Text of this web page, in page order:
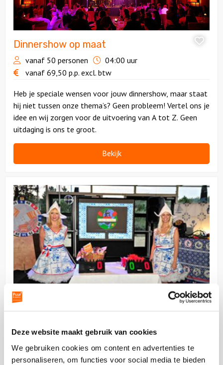
Deze website maakt gebruik van cookies
We gebruiken cookies om content en advertenties te
personaliseren, om functies voor social media te bieden
Dinnershow op maat
vanaf 50 personen
04:00 uur
vanaf 69,50 p.p. excl. btw
Heb je speciale wensen voor jouw dinnershow, maar staat
hij niet tussen onze thema’s? Geen probleem! Vertel ons je
idee en wij zorgen voor de uitvoering van A tot Z. Geen
uitdaging is ons te groot.
Bekijk
Bekijk
Gek
Holland
Dinnershow
Gek op Holland Dinnershow
excl. btw
Welkom bij de allermooiste dinnershow van eigen bodem.